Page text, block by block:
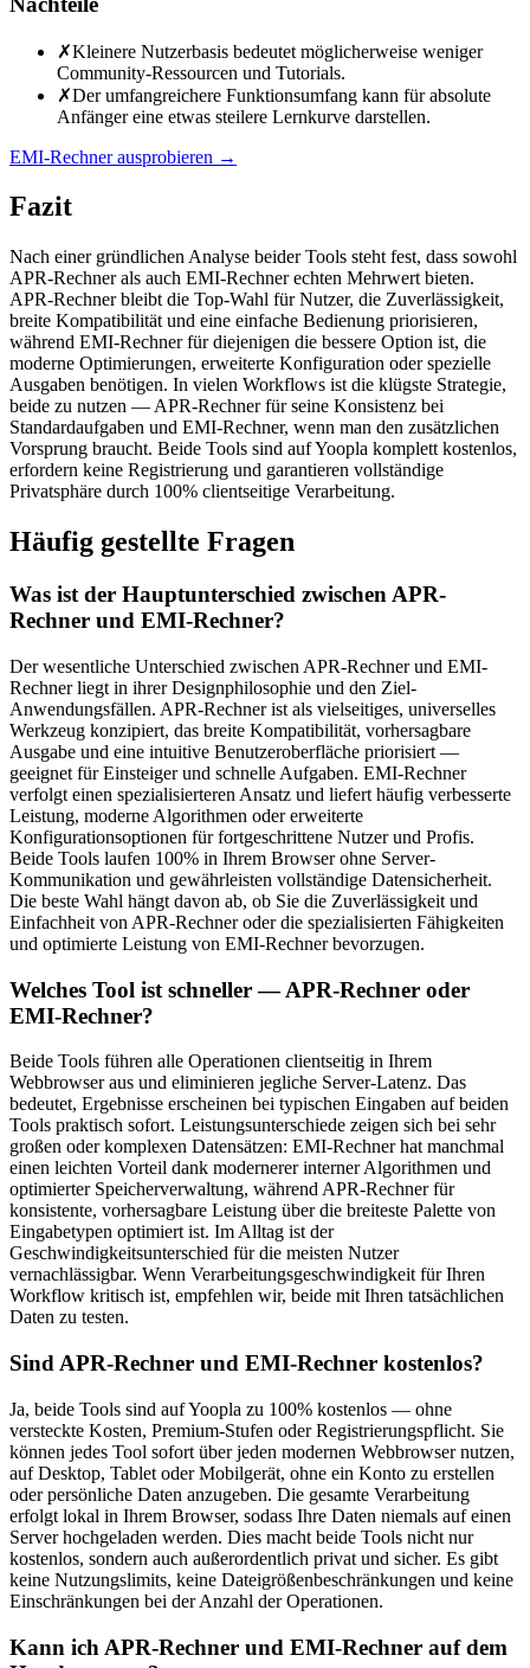
✗Kleinere Nutzerbasis bedeutet möglicherweise weniger
Community-Ressourcen und Tutorials.
✗Der umfangreichere Funktionsumfang kann für absolute
Anfänger eine etwas steilere Lernkurve darstellen.
EMI-Rechner ausprobieren →
Fazit
Nach einer gründlichen Analyse beider Tools steht fest, dass sowohl
APR-Rechner als auch EMI-Rechner echten Mehrwert bieten.
APR-Rechner bleibt die Top-Wahl für Nutzer, die Zuverlässigkeit,
breite Kompatibilität und eine einfache Bedienung priorisieren,
während EMI-Rechner für diejenigen die bessere Option ist, die
moderne Optimierungen, erweiterte Konfiguration oder spezielle
Ausgaben benötigen. In vielen Workflows ist die klügste Strategie,
beide zu nutzen — APR-Rechner für seine Konsistenz bei
Standardaufgaben und EMI-Rechner, wenn man den zusätzlichen
Vorsprung braucht. Beide Tools sind auf Yoopla komplett kostenlos,
erfordern keine Registrierung und garantieren vollständige
Privatsphäre durch 100% clientseitige Verarbeitung.
Häufig gestellte Fragen
Was ist der Hauptunterschied zwischen APR-
Rechner und EMI-Rechner?
Der wesentliche Unterschied zwischen APR-Rechner und EMI-
Rechner liegt in ihrer Designphilosophie und den Ziel-
Anwendungsfällen. APR-Rechner ist als vielseitiges, universelles
Werkzeug konzipiert, das breite Kompatibilität, vorhersagbare
Ausgabe und eine intuitive Benutzeroberfläche priorisiert —
geeignet für Einsteiger und schnelle Aufgaben. EMI-Rechner
verfolgt einen spezialisierteren Ansatz und liefert häufig verbesserte
Leistung, moderne Algorithmen oder erweiterte
Konfigurationsoptionen für fortgeschrittene Nutzer und Profis.
Beide Tools laufen 100% in Ihrem Browser ohne Server-
Kommunikation und gewährleisten vollständige Datensicherheit.
Die beste Wahl hängt davon ab, ob Sie die Zuverlässigkeit und
Einfachheit von APR-Rechner oder die spezialisierten Fähigkeiten
und optimierte Leistung von EMI-Rechner bevorzugen.
Welches Tool ist schneller — APR-Rechner oder
EMI-Rechner?
Beide Tools führen alle Operationen clientseitig in Ihrem
Webbrowser aus und eliminieren jegliche Server-Latenz. Das
bedeutet, Ergebnisse erscheinen bei typischen Eingaben auf beiden
Tools praktisch sofort. Leistungsunterschiede zeigen sich bei sehr
großen oder komplexen Datensätzen: EMI-Rechner hat manchmal
einen leichten Vorteil dank modernerer interner Algorithmen und
optimierter Speicherverwaltung, während APR-Rechner für
konsistente, vorhersagbare Leistung über die breiteste Palette von
Eingabetypen optimiert ist. Im Alltag ist der
Geschwindigkeitsunterschied für die meisten Nutzer
vernachlässigbar. Wenn Verarbeitungsgeschwindigkeit für Ihren
Workflow kritisch ist, empfehlen wir, beide mit Ihren tatsächlichen
Daten zu testen.
Sind APR-Rechner und EMI-Rechner kostenlos?
Ja, beide Tools sind auf Yoopla zu 100% kostenlos — ohne
versteckte Kosten, Premium-Stufen oder Registrierungspflicht. Sie
können jedes Tool sofort über jeden modernen Webbrowser nutzen,
auf Desktop, Tablet oder Mobilgerät, ohne ein Konto zu erstellen
oder persönliche Daten anzugeben. Die gesamte Verarbeitung
erfolgt lokal in Ihrem Browser, sodass Ihre Daten niemals auf einen
Server hochgeladen werden. Dies macht beide Tools nicht nur
kostenlos, sondern auch außerordentlich privat und sicher. Es gibt
keine Nutzungslimits, keine Dateigrößenbeschränkungen und keine
Einschränkungen bei der Anzahl der Operationen.
Kann ich APR-Rechner und EMI-Rechner auf dem